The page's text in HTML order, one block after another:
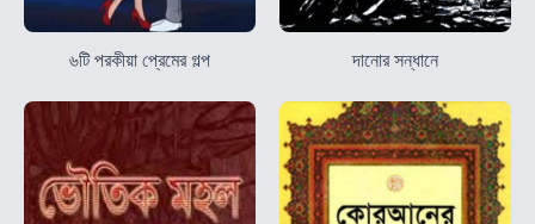
৬টি পরকীয়া প্রেমের গল্প দানোর সন্ধানে